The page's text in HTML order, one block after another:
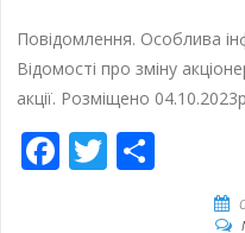
Повідомлення. Особлива
Відомості про зміну
акції. Розміщено
Facebook
Twitter